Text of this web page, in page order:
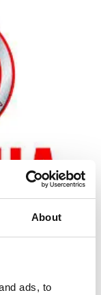
About
ads, to